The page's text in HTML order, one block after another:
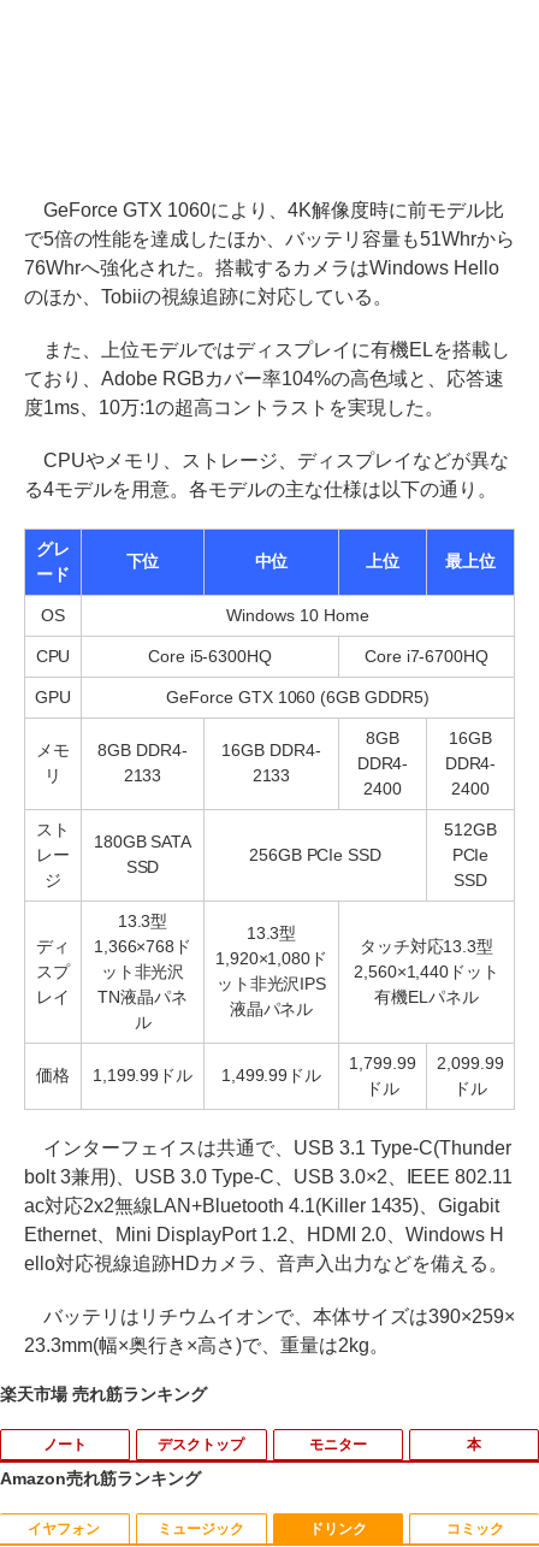
GeForce GTX 1060により、4K解像度時に前モデル比
で5倍の性能を達成したほか、バッテリ容量も51Whrから
76Whrへ強化された。搭載するカメラはWindows Hello
のほか、Tobiiの視線追跡に対応している。
また、上位モデルではディスプレイに有機ELを搭載し
ており、Adobe RGBカバー率104%の高色域と、応答速
度1ms、10万:1の超高コントラストを実現した。
CPUやメモリ、ストレージ、ディスプレイなどが異な
る4モデルを用意。各モデルの主な仕様は以下の通り。
グレ
ード
下位 中位 上位 最上位
OS Windows 10 Home
CPU Core i5-6300HQ Core i7-6700HQ
GPU GeForce GTX 1060 (6GB GDDR5)
メモ
リ
8GB DDR4-
2133
16GB DDR4-
2133
8GB
DDR4-
2400
16GB
DDR4-
2400
スト
レー
ジ
180GB SATA
SSD
256GB PCIe SSD
512GB
PCIe
SSD
ディ
スプ
レイ
13.3型
1,366×768ド
ット非光沢
TN液晶パネ
ル
13.3型
1,920×1,080ド
ット非光沢IPS
液晶パネル
タッチ対応13.3型
2,560×1,440ドット
有機ELパネル
価格 1,199.99ドル 1,499.99ドル
1,799.99
ドル
2,099.99
ドル
インターフェイスは共通で、USB 3.1 Type-C(Thunder
bolt 3兼用)、USB 3.0 Type-C、USB 3.0×2、IEEE 802.11
ac対応2x2無線LAN+Bluetooth 4.1(Killer 1435)、Gigabit
Ethernet、Mini DisplayPort 1.2、HDMI 2.0、Windows H
ello対応視線追跡HDカメラ、音声入出力などを備える。
バッテリはリチウムイオンで、本体サイズは390×259×
23.3mm(幅×奥行き×高さ)で、重量は2kg。
楽天市場 売れ筋ランキング
ノート
1 【★最大100%ポイント】【大特価!訳あ
デスクトップ モニター
1 富士通 Fujitsu 液晶モニター VL-17CST
本
1 ちいかわ なんか小さくてかわいいやつ
Amazon売れ筋ランキング
イヤフォン ミュージック ドリンク コミック